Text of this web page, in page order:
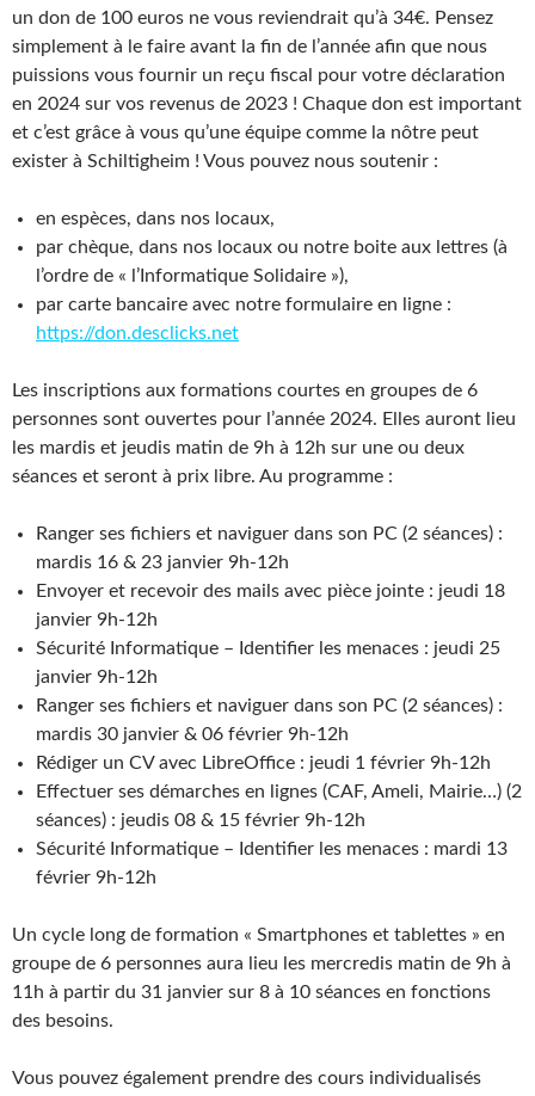
un don de 100 euros ne vous reviendrait qu’à 34€. Pensez
simplement à le faire avant la fin de l’année afin que nous
puissions vous fournir un reçu fiscal pour votre déclaration
en 2024 sur vos revenus de 2023 ! Chaque don est important
et c’est grâce à vous qu’une équipe comme la nôtre peut
exister à Schiltigheim ! Vous pouvez nous soutenir :
en espèces, dans nos locaux,
par chèque, dans nos locaux ou notre boite aux lettres (à
l’ordre de « l’Informatique Solidaire »),
par carte bancaire avec notre formulaire en ligne :
https://don.desclicks.net
Les inscriptions aux formations courtes en groupes de 6
personnes sont ouvertes pour l’année 2024. Elles auront lieu
les mardis et jeudis matin de 9h à 12h sur une ou deux
séances et seront à prix libre. Au programme :
Ranger ses fichiers et naviguer dans son PC (2 séances) :
mardis 16 & 23 janvier 9h-12h
Envoyer et recevoir des mails avec pièce jointe : jeudi 18
janvier 9h-12h
Sécurité Informatique – Identifier les menaces : jeudi 25
janvier 9h-12h
Ranger ses fichiers et naviguer dans son PC (2 séances) :
mardis 30 janvier & 06 février 9h-12h
Rédiger un CV avec LibreOffice : jeudi 1 février 9h-12h
Effectuer ses démarches en lignes (CAF, Ameli, Mairie…) (2
séances) : jeudis 08 & 15 février 9h-12h
Sécurité Informatique – Identifier les menaces : mardi 13
février 9h-12h
Un cycle long de formation « Smartphones et tablettes » en
groupe de 6 personnes aura lieu les mercredis matin de 9h à
11h à partir du 31 janvier sur 8 à 10 séances en fonctions
des besoins.
Vous pouvez également prendre des cours individualisés